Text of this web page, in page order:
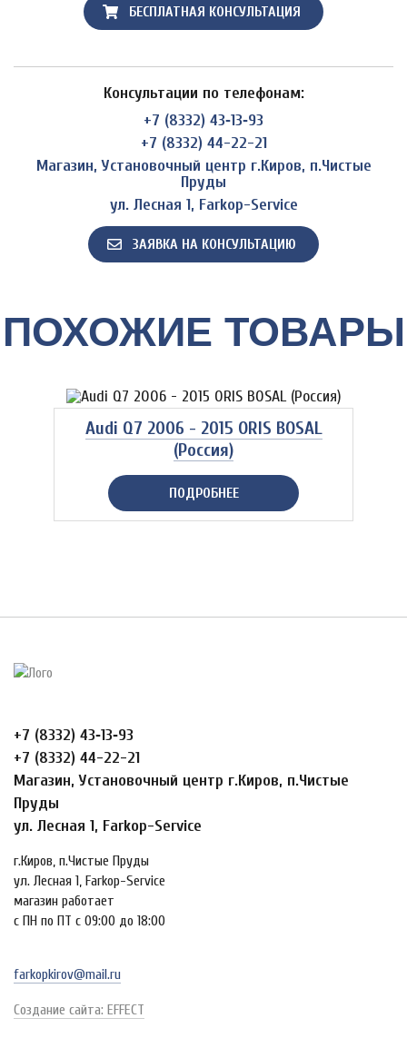
БЕСПЛАТНАЯ КОНСУЛЬТАЦИЯ
Консультации по телефонам:
+7 (8332) 43‑13‑93
+7 (8332) 44-22-21
Магазин, Установочный центр г.Киров, п.Чистые
Пруды
ул. Лесная 1, Farkop-Service
ЗАЯВКА НА КОНСУЛЬТАЦИЮ
ПОХОЖИЕ ТОВАРЫ
Audi Q7 2006 - 2015 ORIS BOSAL
(Россия)
ПОДРОБНЕЕ
+7 (8332) 43‑13‑93
+7 (8332) 44-22-21
Магазин, Установочный центр г.Киров, п.Чистые
Пруды
ул. Лесная 1, Farkop-Service
г.Киров, п.Чистые Пруды
ул. Лесная 1, Farkop-Service
магазин работает
с ПН по ПТ с 09:00 до 18:00
farkopkirov@mail.ru
Создание сайта: EFFECT